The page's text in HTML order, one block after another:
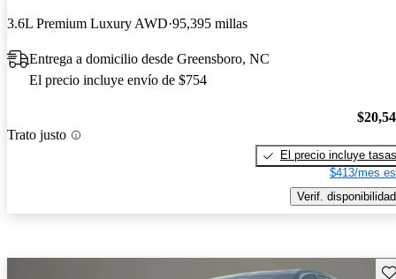
3.6L Premium Luxury AWD 95,395 millas
Entrega a domicilio desde Greensboro, NC
El precio incluye envío de $754
Trato justo
El precio incluye tasas
$413/mes
Verif. disponibilidad